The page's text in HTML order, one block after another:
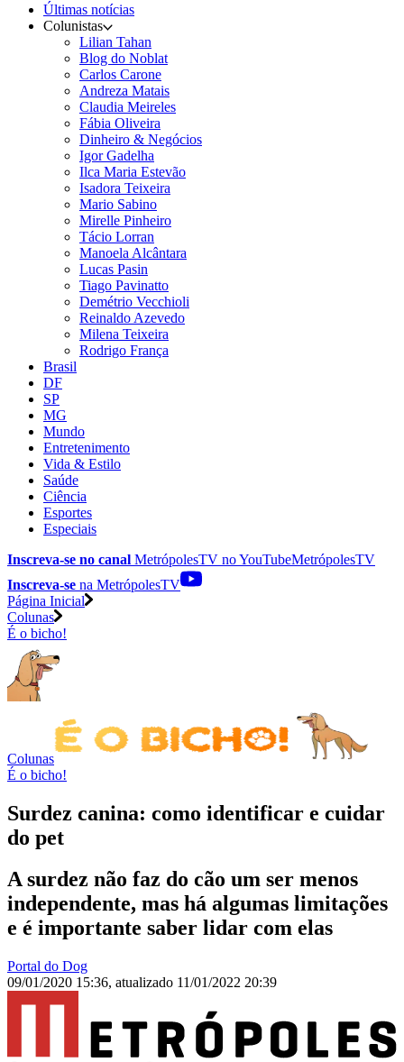
Últimas notícias
Colunistas
Lilian Tahan
Blog do Noblat
Carlos Carone
Andreza Matais
Claudia Meireles
Fábia Oliveira
Dinheiro & Negócios
Igor Gadelha
Ilca Maria Estevão
Isadora Teixeira
Mario Sabino
Mirelle Pinheiro
Tácio Lorran
Manoela Alcântara
Lucas Pasin
Tiago Pavinatto
Demétrio Vecchioli
Reinaldo Azevedo
Milena Teixeira
Rodrigo França
Brasil
DF
SP
MG
Mundo
Entretenimento
Vida & Estilo
Saúde
Ciência
Esportes
Especiais
Inscreva-se no canal MetrópolesTV noYouTubeMetrópolesTV
Inscreva-se na MetrópolesTV
Página Inicial
Colunas
É o bicho!
Colunas
É o bicho!
Surdez canina: como identificar e cuidar
do pet
A surdez não faz do cão um ser menos
independente, mas há algumas limitações
e é importante saber lidar com elas
Portal do Dog
09/01/2020 15:36, atualizado 11/01/2022 20:39